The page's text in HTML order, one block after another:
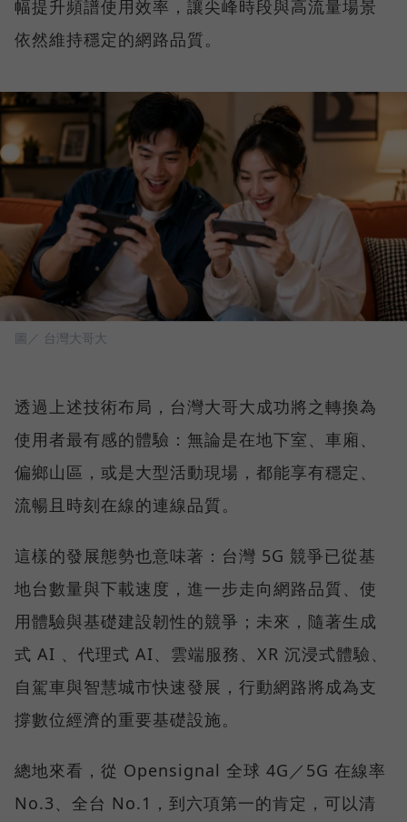
幅提升頻譜使用效率，讓尖峰時段與高流量場景
依然維持穩定的網路品質。
圖／ 台灣大哥大
透過上述技術布局，台灣大哥大成功將之轉換為
使用者最有感的體驗：無論是在地下室、車廂、
偏鄉山區，或是大型活動現場，都能享有穩定、
流暢且時刻在線的連線品質。
這樣的發展態勢也意味著：台灣 5G 競爭已從基
地台數量與下載速度，進一步走向網路品質、使
用體驗與基礎建設韌性的競爭；未來，隨著生成
式 AI 、代理式 AI、雲端服務、XR 沉浸式體驗、
自駕車與智慧城市快速發展，行動網路將成為支
撐數位經濟的重要基礎設施。
總地來看，從 Opensignal 全球 4G／5G 在線率
No.3、全台 No.1，到六項第一的肯定，可以清